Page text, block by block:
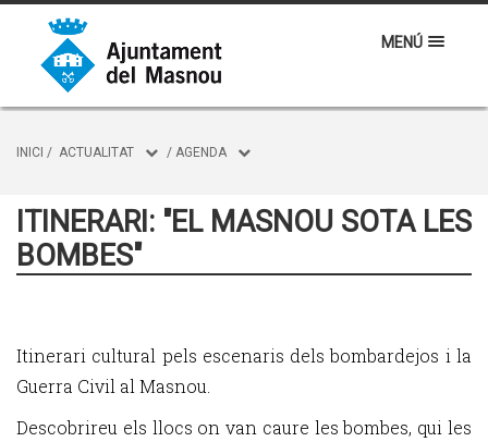
MENÚ
INICI / ACTUALITAT / AGENDA
ITINERARI: "EL MASNOU SOTA LES
BOMBES"
Itinerari cultural pels escenaris dels bombardejos i la
Guerra Civil al Masnou.
Descobrireu els llocs on van caure les bombes, qui les